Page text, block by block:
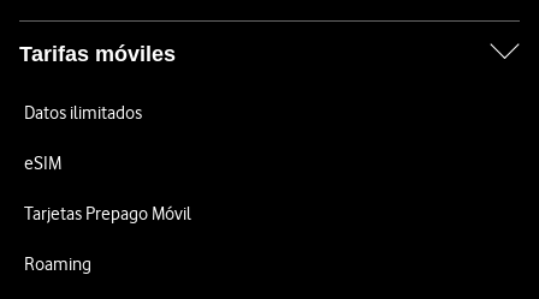
Tarifas móviles
Datos ilimitados
eSIM
Tarjetas Prepago Móvil
Roaming